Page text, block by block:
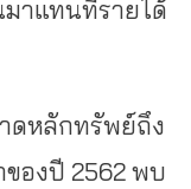
าแทนที่รายได้
ดหลักทรัพย์ถึง
ของปี 2562 พบ